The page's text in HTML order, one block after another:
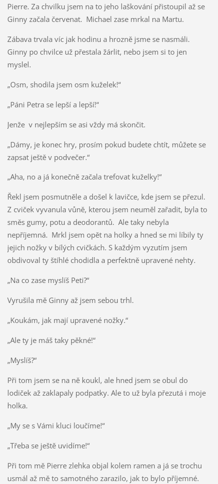
Pierre. Za chvilku jsem na to jeho laškování přistoupil až se
Ginny začala červenat. Michael zase mrkal na Martu.
Zábava trvala víc jak hodinu a hrozně jsme se nasmáli.
Ginny po chvilce už přestala žárlit, nebo jsem si to jen
myslel.
„Osm, shodila jsem osm kuželek!“
„Páni Petra se lepší a lepší!“
Jenže v nejlepším se asi vždy má skončit.
„Dámy, je konec hry, prosím pokud budete chtít, můžete se
zapsat ještě v podvečer.“
„Aha, no a já konečně začala trefovat kuželky!“
Řekl jsem posmutněle a došel k lavičce, kde jsem se přezul.
Z cviček vyvanula vůně, kterou jsem neuměl zařadit, byla to
směs gumy, potu a deodorantů. Ale taky nebyla
nepříjemná. Mrkl jsem opět na holky a hned se mi líbily ty
jejich nožky v bílých cvičkách. S každým vyzutím jsem
obdivoval ty štíhlé chodidla a perfektně upravené nehty.
„Na co zase myslíš Peti?“
Vyrušila mě Ginny až jsem sebou trhl.
„Koukám, jak mají upravené nožky.“
„Ale ty je máš taky pěkné!“
„Myslíš?“
Při tom jsem se na ně koukl, ale hned jsem se obul do
lodiček až zaklapaly podpatky. Ale to už byla přezutá i moje
holka.
„My se s Vámi kluci loučíme!“
„Třeba se ještě uvidíme!“
Při tom mě Pierre zlehka objal kolem ramen a já se trochu
usmál až mě to samotného zarazilo, jak to bylo příjemné.